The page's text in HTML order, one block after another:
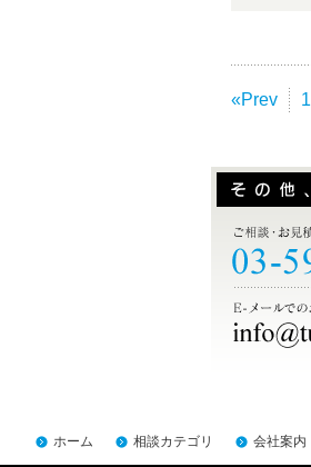
«Prev 1
ホーム 相談カテゴリ 会社案内